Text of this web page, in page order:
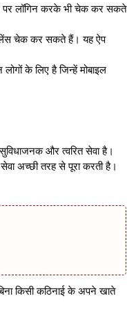
पर लॉगिन करके भी चेक कर सकते
बैलेंस चेक कर सकते हैं। यह ऐप
के लिए है जिन्हें मोबाइल
सुविधाजनक और त्वरित सेवा है।
अच्छी तरह से पूरा करती है।
किसी कठिनाई के अपने खाते